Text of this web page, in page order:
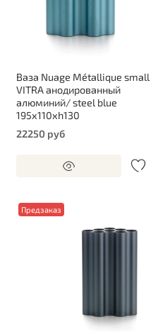
Ваза Nuage Métallique small
VITRA анодированный
алюминий/ steel blue
195х110хh130
22250 руб
Предзаказ